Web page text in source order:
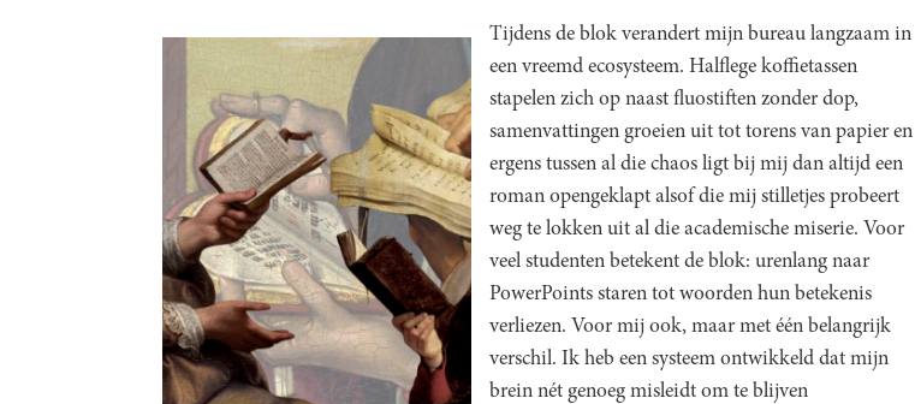
Tijdens de blok verandert mijn bureau langzaam in
een vreemd ecosysteem. Halflege koffietassen
stapelen zich op naast fluostiften zonder dop,
samenvattingen groeien uit tot torens van papier en
ergens tussen al die chaos ligt bij mij dan altijd een
roman opengeklapt alsof die mij stilletjes probeert
weg te lokken uit al die academische miserie. Voor
veel studenten betekent de blok: urenlang naar
PowerPoints staren tot woorden hun betekenis
verliezen. Voor mij ook, maar met één belangrijk
verschil. Ik heb een systeem ontwikkeld dat mijn
brein nét genoeg misleidt om te blijven